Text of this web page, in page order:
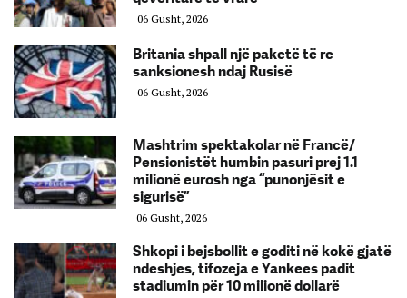
06 Gusht, 2026
Britania shpall një paketë të re
sanksionesh ndaj Rusisë
06 Gusht, 2026
Mashtrim spektakolar në Francë/
Pensionistët humbin pasuri prej 1.1
milionë eurosh nga “punonjësit e
sigurisë”
06 Gusht, 2026
Shkopi i bejsbollit e goditi në kokë gjatë
ndeshjes, tifozeja e Yankees padit
stadiumin për 10 milionë dollarë